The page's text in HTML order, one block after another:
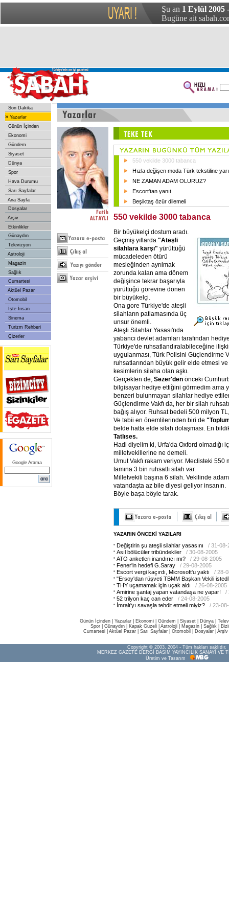
Şu an 1 Eylül 2005
Bugüne ait
Son Dakika
» Yazarlar
Günün İçinden
Ekonomi
Gündem
Siyaset
Dünya
Spor
Hava Durumu
Sarı Sayfalar
Ana Sayfa
Dosyalar
Arşiv
Etkinlikler
Günaydın
Televizyon
Astroloji
Magazin
Sağlık
Cumartesi
Aktüel Pazar
Otomobil
İşte İnsan
Sinema
Turizm Rehberi
Çizerler
Google Arama
550 vekilde 3000 tabanca
Hızla değişen moda Türk tekstiline
NE ZAMAN ADAM OLURUZ?
Escort'tan yanıt
Beşiktaş özür dilemeli
550 vekilde 3000 tabanca
Bir büyükelçi dostum aradı.
Geçmiş yıllarda "Ateşli
silahlara karşı" yürüttüğü
mücadeleden ötürü
mesleğinden ayrılmak
zorunda kalan ama dönem
değişince tekrar başarıyla
yürüttüğü görevine dönen
bir büyükelçi.
Ona gore Türkiye'de ateşli
silahların patlamasında üç
unsur önemli.
Ateşli Silahlar Yasası'nda
yabancı devlet adamları tarafından
Türkiye'de ruhsatlandıralabileceğine
uygulanması, Türk Polisini Güçlendirme
ruhsatlarından büyük gelir elde etmesi
kesimlerin silaha olan aşkı.
Gerçekten de, Sezer'den önceki
bilgisayar hediye ettiğini görmedim ama
benzeri bulunmayan silahlar hediye
Güçlendirme Vakfı da, her bir silah
bağış alıyor. Ruhsat bedeli 500 milyon
Ve tabii en önemlilerinden biri de
belde hatta elde silah dolaşması. En
Tatlıses.
Hadi diyelim ki, Urfa'da Oxford olmadığı
milletvekillerine ne demeli.
Umut Vakfı rakam veriyor. Meclisteki 550
tamına 3 bin ruhsatlı silah var.
Milletvekili başına 6 silah. Vekilinde
vatandaşta az bile diyesi geliyor insanın.
Böyle başa böyle tarak.
YAZARIN ÖNCEKİ YAZILARI
Değiştirin şu ateşli silahlar yasasını
/ 31-08-
Asıl bölücüler tribündekiler
/ 30-08-2005
ATO anketleri inandırıcı mı?
/ 29-08-2005
Fener'in hedefi G.Saray
/ 29-08-2005
Escort vergi kaçırdı, Microsoft'u yaktı
/ 28-
"Ersoy'dan rüşveti TBMM Başkan Vekili
THY uçamamak için uçak aldı
/ 26-08-2005
Amirine şantaj yapan vatandaşa ne yapar!
/
52 trilyon kaç can eder
/ 24-08-2005
İmralı'yı savaşla tehdit etmeli miyiz?
/ 23-
Günün İçinden Yazarlar Ekonomi Gündem Siyaset Dünya |
Spor
Günaydın Kapak Güzeli Astroloji Magazin Sağlık
Cumartesi| Aktüel Pazar| Sarı Sayfalar| Otomobil Dosyalar| Arşiv
Copyright © 2003, 2004 - Tüm hakları saklıdır.
MERKEZ GAZETE DERGİ BASIM YAYINCILIK SANAYİ VE
Üretim ve Tasarım